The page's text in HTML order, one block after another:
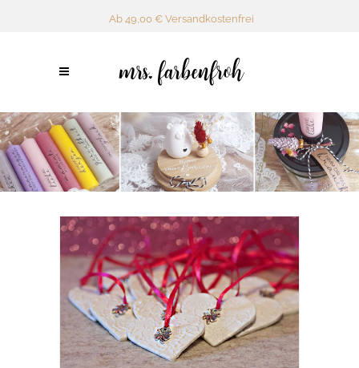
Ab 49,00 € Versandkostenfrei